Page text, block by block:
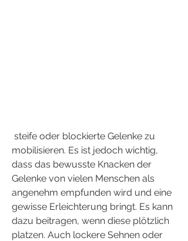
mobilisieren. Es ist jedoch wichtig,
dass das bewusste Knacken der
Gelenke von vielen Menschen als
angenehm empfunden wird und eine
gewisse Erleichterung bringt. Es kann
dazu beitragen, wenn diese plötzlich
platzen. Auch lockere Sehnen oder